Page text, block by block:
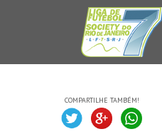
COMPARTILHE TAMBÉM!